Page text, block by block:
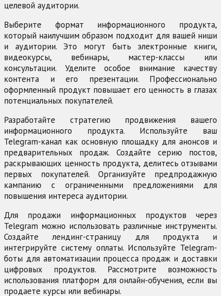
целевой аудитории.
Выберите формат информационного продукта,
который наилучшим образом подходит для вашей ниши
и аудитории. Это могут быть электронные книги,
видеокурсы, вебинары, мастер-классы или
консультации. Уделите особое внимание качеству
контента и его презентации. Профессионально
оформленный продукт повышает его ценность в глазах
потенциальных покупателей.
Разработайте стратегию продвижения вашего
информационного продукта. Используйте ваш
Telegram-канал как основную площадку для анонсов и
предварительных продаж. Создайте серию постов,
раскрывающих ценность продукта, делитесь отзывами
первых покупателей. Организуйте предпродажную
кампанию с ограниченными предложениями для
повышения интереса аудитории.
Для продажи информационных продуктов через
Telegram можно использовать различные инструменты.
Создайте лендинг-страницу для продукта и
интегрируйте систему оплаты. Используйте Telegram-
боты для автоматизации процесса продаж и доставки
цифровых продуктов. Рассмотрите возможность
использования платформ для онлайн-обучения, если вы
продаете курсы или вебинары.